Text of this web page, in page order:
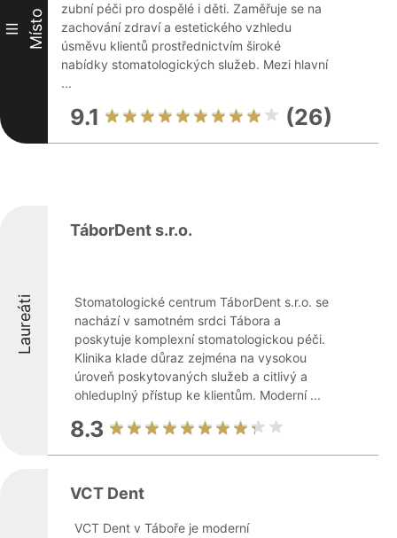
III Místo
zubní péči pro dospělé i děti. Zaměřuje se na
zachování zdraví a estetického vzhledu
úsměvu klientů prostřednictvím široké
nabídky stomatologických služeb. Mezi hlavní
...
9.1 (26)
Laureáti
TáborDent s.r.o.
Stomatologické centrum TáborDent s.r.o. se
nachází v samotném srdci Tábora a
poskytuje komplexní stomatologickou péči.
Klinika klade důraz zejména na vysokou
úroveň poskytovaných služeb a citlivý a
ohleduplný přístup ke klientům. Moderní ...
8.3
VCT Dent
VCT Dent v Táboře je moderní